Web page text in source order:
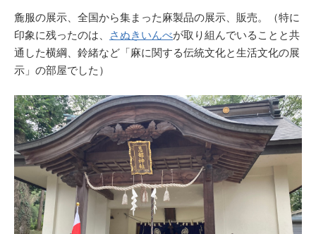
麁服の展示、全国から集まった麻製品の展示、販売。（特に
印象に残ったのは、
さぬきいんべが取り組んでいることと共
通した横綱、鈴緒など「麻に関する伝統文化と生活文化の展
示」の部屋でした）